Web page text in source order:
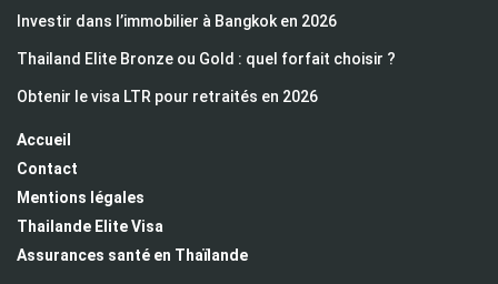
Investir dans l’immobilier à Bangkok en 2026
Thailand Elite Bronze ou Gold : quel forfait choisir ?
Obtenir le visa LTR pour retraités en 2026
Accueil
Contact
Mentions légales
Thailande Elite Visa
Assurances santé en Thaïlande